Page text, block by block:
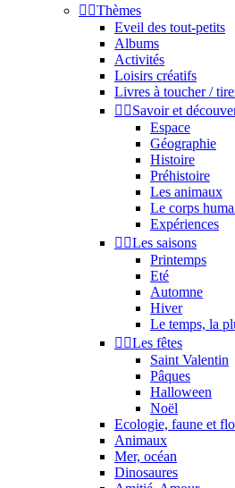
 Thèmes
Eveil des tout-petits
Albums
Activités
Loisirs créatifs
Livres à toucher /
 Savoir et
Espace
Géographie
Histoire
Préhistoire
Les animaux
Le corps
Expériences
 Les saisons
Printemps
Eté
Automne
Hiver
Le temps, la
 Les fêtes
Saint Valentin
Pâques
Halloween
Noël
Ecologie, faune et
Animaux
Mer, océan
Dinosaures